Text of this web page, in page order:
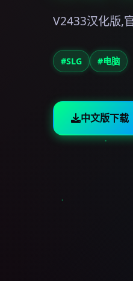
V2433汉化版,
#SLG #电脑
中文版下载